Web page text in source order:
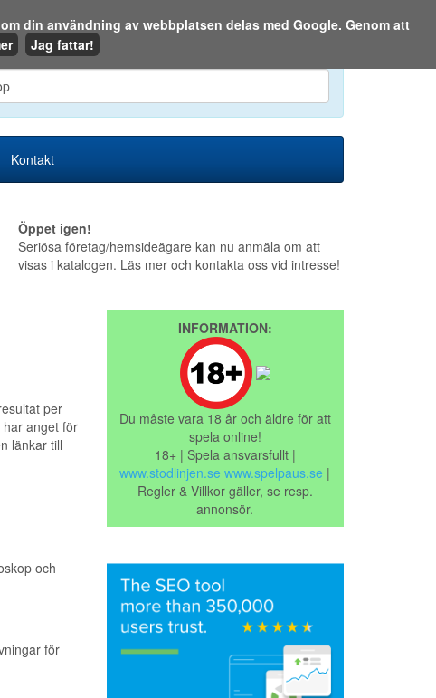
Den 6 augusti 2026
eller på webben:
Kontakt
Öppet igen!
Seriösa företag/hemsideägare kan nu anmäla om att
visas i katalogen. Läs mer och kontakta oss vid intresse!
per
anget för
länkar till
och
för
INFORMATION:
Du måste vara 18 år och äldre för att
spela online!
18+ | Spela ansvarsfullt |
www.stodlinjen.se www.spelpaus.se |
Regler & Villkor gäller, se resp.
annonsör.
din användning av webbplatsen delas med Google. Genom att
Jag fattar!